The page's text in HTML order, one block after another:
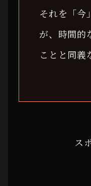
それを「今
が、時間的
ことと同義
ス